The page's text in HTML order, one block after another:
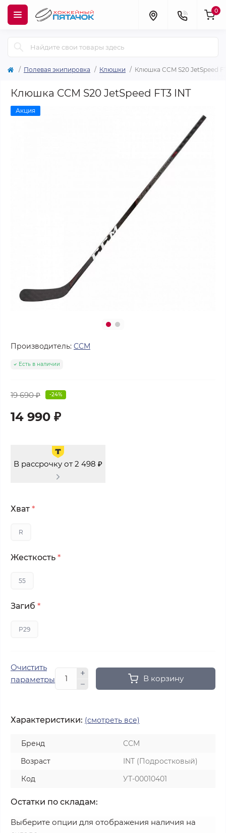
0
Полевая экипировка Клюшки Клюшка CCM S20 JetSpeed
Клюшка CCM S20 JetSpeed FT3 INT
Акция
Производитель: CCM
Есть в наличии
19 690 ₽ -24%
14 990 ₽
В рассрочку от 2 498 ₽
Хват *
R
Жесткость *
55
Загиб *
P29
Очистить
параметры
В корзину
Характеристики: (смотреть все)
Бренд
CCM
Возраст
INT (Подростковый)
Код
УТ-00010401
Остатки по складам:
Выберите опции для отображения наличия на